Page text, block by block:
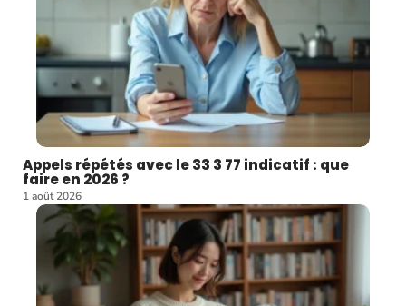
Appels répétés avec le 33 3 77 indicatif : que
faire en 2026 ?
1 août 2026